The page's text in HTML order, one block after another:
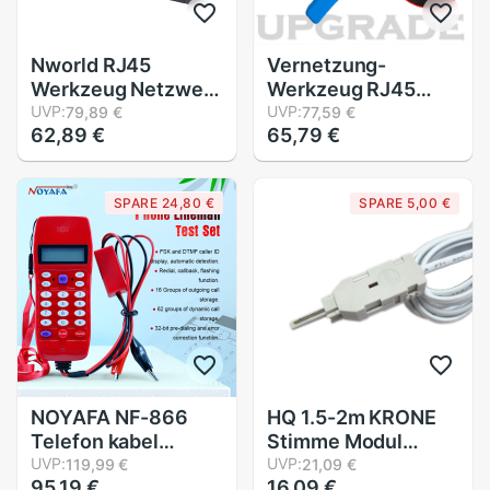
Nworld RJ45
Werkzeug Netzwerk
Crimper Werkzeug
Für Katze7 Katze6
Katze5e Katze5 STP
Stecker RJ45
Stecker Kabel
Multifunktio
crimpen Metall Clip
UVP:79,89 €
62,89 €
Vernetzung-
Werkzeug RJ45
RJ11 Crimpen Kabel
Stripper Crimper
RJ45 DRücken Linie
RJ45 stecker
UVP:77,59 €
65,79 €
SPARE 24,80 €
NOYAFA NF-866
Telefon kabel
Tester lan telefon
UVP:119,99 €
SPARE 5,00 €
HQ 1.5-2m KRONE
Stimme Modul
Prüfung Kabel 110
UVP:21,09 €